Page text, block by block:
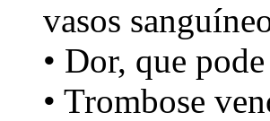
vasos
• Dor, que
• Trombose